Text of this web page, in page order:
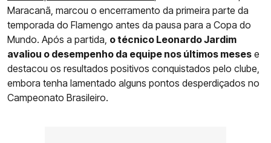
Maracanã, marcou o encerramento da primeira parte da
temporada do Flamengo antes da pausa para a Copa do
Mundo. Após a partida, o técnico Leonardo Jardim
avaliou o desempenho da equipe nos últimos meses e
destacou os resultados positivos conquistados pelo clube,
embora tenha lamentado alguns pontos desperdiçados no
Campeonato Brasileiro.